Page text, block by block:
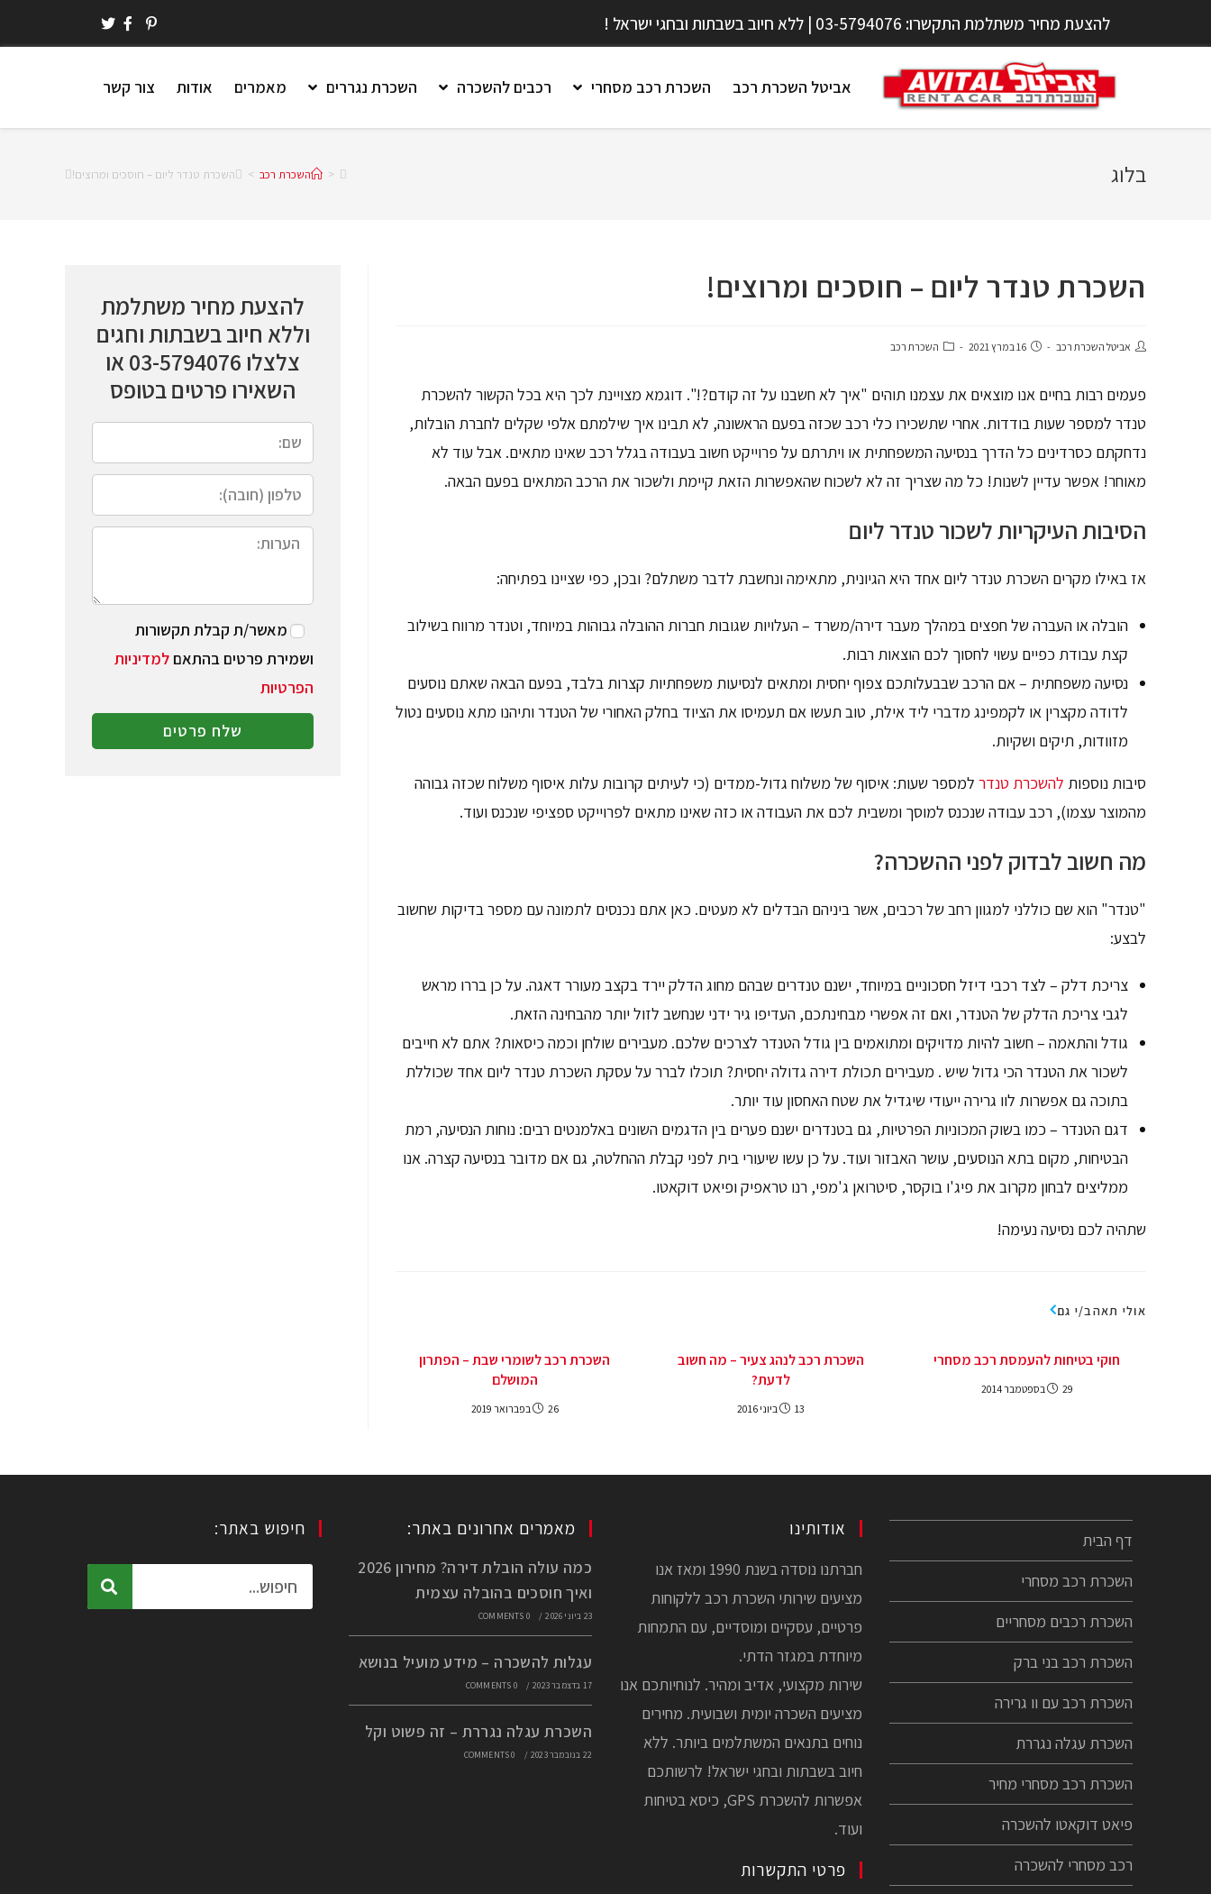
להצעת מחיר משתלמת התקשרו: 03-5794076 | ללא חיוב בשבתות ובחגי ישראל !
אביטל השכרת רכב השכרת רכב מסחרי רכבים להשכרה השכרת נגררים מאמרים אודות צור קשר
בלוג > השכרת רכב > השכרת טנדר ליום – חוסכים ומרוצים!
השכרת טנדר ליום – חוסכים ומרוצים!
אביטל השכרת רכב 16 במרץ 2021 השכרת רכב
פעמים רבות בחיים אנו מוצאים את עצמנו תוהים "איך לא חשבנו על זה קודם?!". דוגמא מצויינת לכך היא בכל הקשור להשכרת
טנדר למספר שעות בודדות. אחרי שתשכירו כלי רכב שכזה בפעם הראשונה, לא תבינו איך שילמתם אלפי שקלים לחברת הובלות,
נדחקתם כסרדינים כל הדרך בנסיעה המשפחתית או ויתרתם על פרוייקט חשוב בעבודה בגלל רכב שאינו מתאים. אבל עוד לא
מאוחר! אפשר עדיין לשנות! כל מה שצריך זה לא לשכוח שהאפשרות הזאת קיימת ולשכור את הרכב המתאים בפעם הבאה.
הסיבות העיקריות לשכור טנדר ליום
אז באילו מקרים השכרת טנדר ליום אחד היא הגיונית, מתאימה ונחשבת לדבר משתלם? ובכן, כפי שציינו בפתיחה:
הובלה או העברה של חפצים במהלך מעבר דירה/משרד – העלויות שגובות חברות ההובלה גבוהות במיוחד, וטנדר מרווח בשילוב
קצת עבודת כפיים עשוי לחסוך לכם הוצאות רבות.
נסיעה משפחתית – אם הרכב שבבעלותכם צפוף יחסית ומתאים לנסיעות משפחתיות קצרות בלבד, בפעם הבאה שאתם נוסעים
לדודה מקצרין או לקמפינג מדברי ליד אילת, טוב תעשו אם תעמיסו את הציוד בחלק האחורי של הטנדר ותיהנו מתא נוסעים נטול
מזוודות, תיקים ושקיות.
סיבות נוספות להשכרת טנדר למספר שעות: איסוף של משלוח גדול-ממדים (כי לעיתים קרובות עלות איסוף משלוח שכזה גבוהה
מהמוצר עצמו), רכב עבודה שנכנס למוסך ומשבית לכם את העבודה או כזה שאינו מתאים לפרוייקט ספציפי שנכנס ועוד.
מה חשוב לבדוק לפני ההשכרה?
"טנדר" הוא שם כוללני למגוון רחב של רכבים, אשר ביניהם הבדלים לא מעטים. כאן אתם נכנסים לתמונה עם מספר בדיקות שחשוב
לבצע:
צריכת דלק – לצד רכבי דיזל חסכוניים במיוחד, ישנם טנדרים שבהם מחוג הדלק יירד בקצב מעורר דאגה. על כן בררו מראש
לגבי צריכת הדלק של הטנדר, ואם זה אפשרי מבחינתכם, העדיפו גיר ידני שנחשב לזול יותר מהבחינה הזאת.
גודל והתאמה – חשוב להיות מדויקים ומתואמים בין גודל הטנדר לצרכים שלכם. מעבירים שולחן וכמה כיסאות? אתם לא חייבים
לשכור את הטנדר הכי גדול שיש . מעבירים תכולת דירה גדולה יחסית? תוכלו לברר על עסקת השכרת טנדר ליום אחד שכוללת
בתוכה גם אפשרות לוו גרירה ייעודי שיגדיל את שטח האחסון עוד יותר.
דגם הטנדר – כמו בשוק המכוניות הפרטיות, גם בטנדרים ישנם פערים בין הדגמים השונים באלמנטים רבים: נוחות הנסיעה, רמת
הבטיחות, מקום בתא הנוסעים, עושר האבזור ועוד. על כן עשו שיעורי בית לפני קבלת ההחלטה, גם אם מדובר בנסיעה קצרה. אנו
ממליצים לבחון מקרוב את פיג'ו בוקסר, סיטרואן ג'מפי, רנו טראפיק ופיאט דוקאטו.
שתהיה לכם נסיעה נעימה!
אולי תאהב/י גם
השכרת רכב לשומרי שבת – הפתרון
המושלם
26 בפברואר 2019
השכרת רכב לנהג צעיר – מה חשוב
לדעת?
13 ביוני 2016
חוקי בטיחות להעמסת רכב מסחרי
29 בספטמבר 2014
להצעת מחיר משתלמת
וללא חיוב בשבתות וחגים
צלצלו 03-5794076 או
השאירו פרטים בטופס
מאשר/ת קבלת תקשורות
ושמירת פרטים בהתאם למדיניות
הפרטיות
שלח פרטים
דף הבית
השכרת רכב מסחרי
השכרת רכבים מסחריים
השכרת רכב בני ברק
השכרת רכב עם וו גרירה
השכרת עגלה נגררת
השכרת רכב מסחרי מחיר
פיאט דוקאטו להשכרה
רכב מסחרי להשכרה
אודותינו
חברתנו נוסדה בשנת 1990 ומאז אנו
מציעים שירותי השכרת רכב ללקוחות
פרטיים, עסקיים ומוסדיים, עם התמחות
מיוחדת במגזר הדתי.
שירות מקצועי, אדיב ומהיר. לנוחיותכם אנו
מציעים השכרה יומית ושבועית. מחירים
נוחים בתנאים המשתלמים ביותר. ללא
חיוב בשבתות ובחגי ישראל! לרשותכם
אפשרות להשכרת GPS, כיסא בטיחות
ועוד.
פרטי התקשרות
מאמרים אחרונים באתר:
כמה עולה הובלת דירה? מחירון 2026
ואיך חוסכים בהובלה עצמית
23 ביוני 2026 /
0 COMMENTS
עגלות להשכרה – מידע מועיל בנושא
17 בדצמבר 2023 /
0 COMMENTS
השכרת עגלה נגררת – זה פשוט וקל
22 בנובמבר 2023 /
0 COMMENTS
חיפוש באתר: